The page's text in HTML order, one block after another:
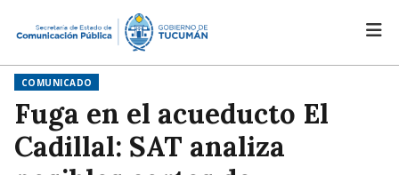
COMUNICADO
Fuga en el acueducto El
Cadillal: SAT analiza